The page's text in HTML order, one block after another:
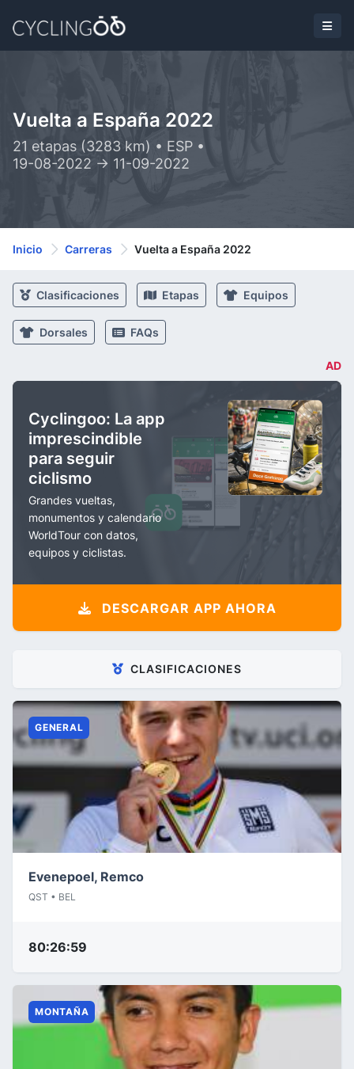
Vuelta a España 2022
21 etapas (3283 km) • ESP •
19-08-2022 -> 11-09-2022
Inicio Carreras Vuelta a España 2022
Clasificaciones Etapas Equipos
Dorsales FAQs
AD
Cyclingoo: La app
imprescindible
para seguir
ciclismo
Grandes vueltas,
monumentos y calendario
WorldTour con datos,
equipos y ciclistas.
DESCARGAR APP AHORA
CLASIFICACIONES
GENERAL
Evenepoel, Remco
QST • BEL
80:26:59
MONTAÑA